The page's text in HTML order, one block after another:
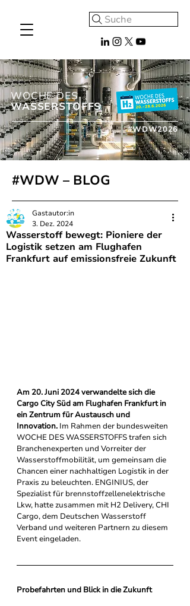
Suche
WOCHE DES
WASSERSTOFFS
#WDW2026
#WDW – BLOG
Wasserstoff bewegt: Pioniere der
Logistik setzen am Flughafen
Frankfurt auf emissionsfreie Zukunft
Gastautor:in
3. Dez. 2024
Am 20. Juni 2024 verwandelte sich die
Cargo City Süd am Flughafen Frankfurt in
ein Zentrum für Austausch und
Innovation. Im Rahmen der bundesweiten
WOCHE DES WASSERSTOFFS trafen sich
Branchenexperten und Vorreiter der
Wasserstoffmobilität, um gemeinsam die
Chancen einer nachhaltigen Logistik in der
Praxis zu beleuchten. ENGINIUS, der
Spezialist für brennstoffzellenelektrische
Lkw, hatte zusammen mit H2 Delivery, CHI
Cargo, dem Deutschen Wasserstoff
Verband und weiteren Partnern zu diesem
Event eingeladen.
Probefahrten und Blick in die Zukunft